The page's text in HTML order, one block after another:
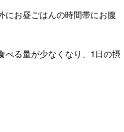
にお昼ごはんの時間帯にお腹
べる量が少なくなり、1日の摂